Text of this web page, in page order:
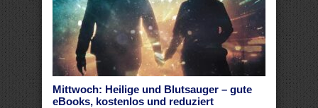
Mittwoch: Heilige und Blutsauger – gute
eBooks, kostenlos und reduziert